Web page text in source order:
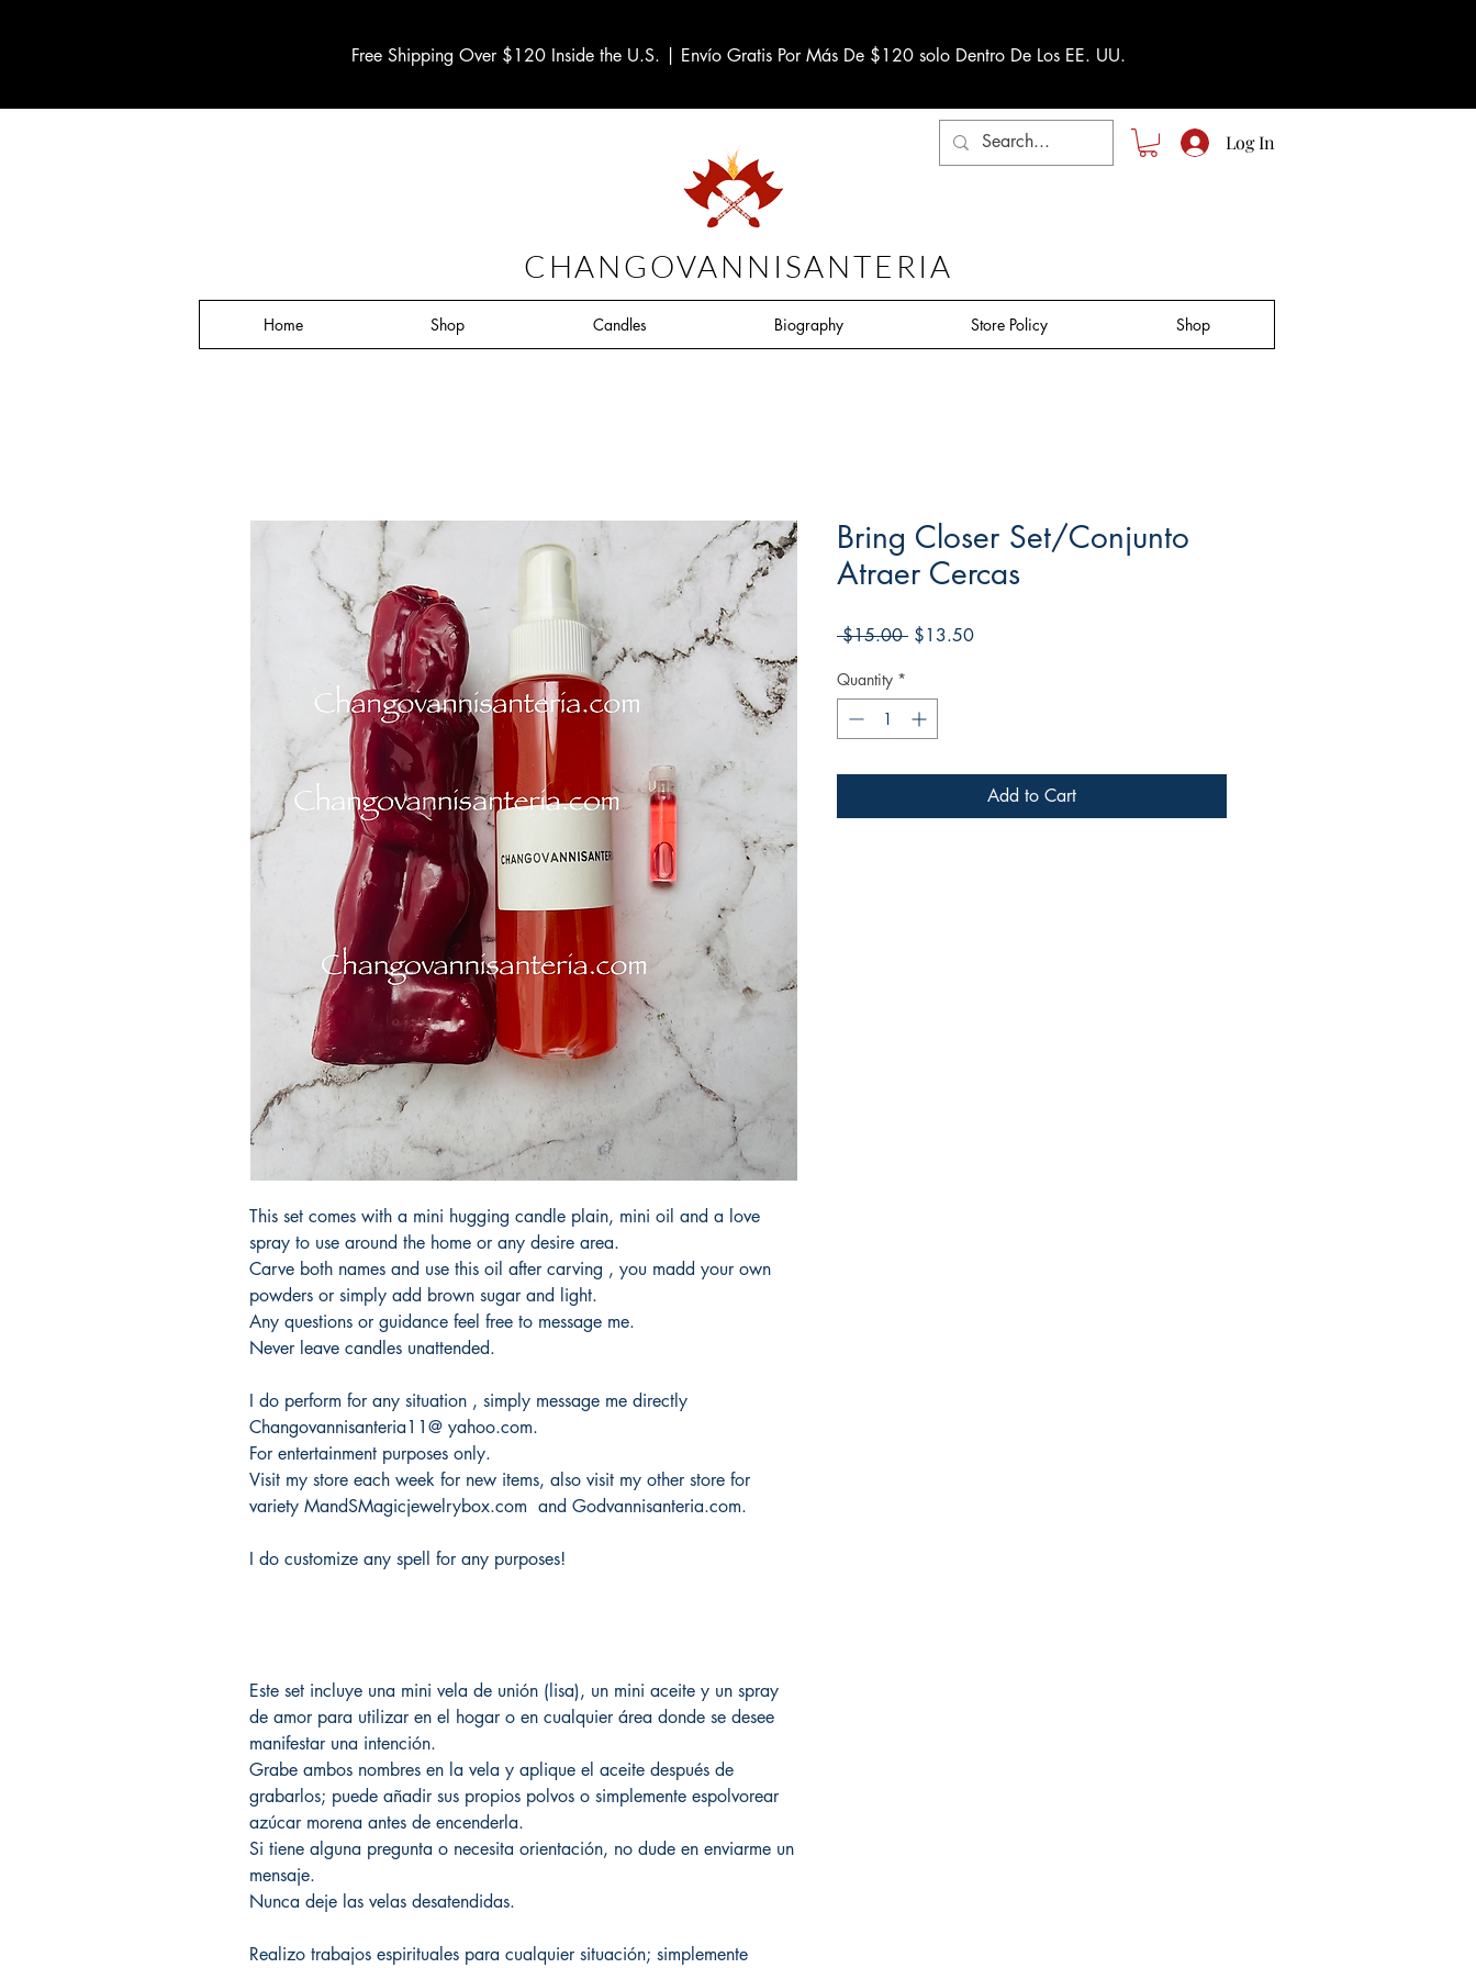
Free Shipping Over $120 Inside the U.S. | Envío Gratis Por Más De $120 solo Dentro De Los EE. UU.
CHANGOVANNISANTERIA
Log In
Home Shop Candles Biography Store Policy Shop
This set comes with a mini hugging candle plain, mini oil and a love
spray to use around the home or any desire area.
Carve both names and use this oil after carving , you madd your own
powders or simply add brown sugar and light.
Any questions or guidance feel free to message me.
Never leave candles unattended.
I do perform for any situation , simply message me directly
Changovannisanteria11@ yahoo.com.
For entertainment purposes only.
Visit my store each week for new items, also visit my other store for
variety MandSMagicjewelrybox.com and Godvannisanteria.com.
I do customize any spell for any purposes!
Este set incluye una mini vela de unión (lisa), un mini aceite y un spray
de amor para utilizar en el hogar o en cualquier área donde se desee
manifestar una intención.
Grabe ambos nombres en la vela y aplique el aceite después de
grabarlos; puede añadir sus propios polvos o simplemente espolvorear
azúcar morena antes de encenderla.
Si tiene alguna pregunta o necesita orientación, no dude en enviarme un
mensaje.
Nunca deje las velas desatendidas.
Realizo trabajos espirituales para cualquier situación; simplemente
Bring Closer Set/Conjunto
Atraer Cercas
$15.00 Regular
$13.50Sale
Quantity *
Add to Cart